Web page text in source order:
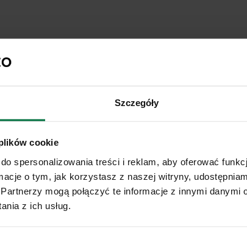
Szczegóły
cookie
spersonalizowania treści i reklam, aby oferować
o tym, jak korzystasz z naszej witryny,
mogą połączyć te informacje z innymi danymi
z ich usług.
danych osobowych w celach marketingowych dotyczących